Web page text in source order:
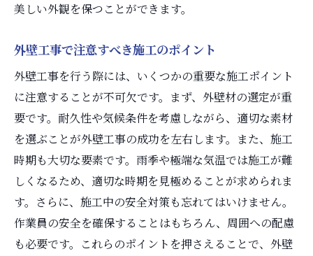
美しい外観を保つことができます。
外壁工事で注意すべき施工のポイント
外壁工事を行う際には、いくつかの重要な施工ポイント
に注意することが不可欠です。まず、外壁材の選定が重
要です。耐久性や気候条件を考慮しながら、適切な素材
を選ぶことが外壁工事の成功を左右します。また、施工
時期も大切な要素です。雨季や極端な気温では施工が難
しくなるため、適切な時期を見極めることが求められま
す。さらに、施工中の安全対策も忘れてはいけません。
作業員の安全を確保することはもちろん、周囲への配慮
も必要です。これらのポイントを押さえることで、外壁